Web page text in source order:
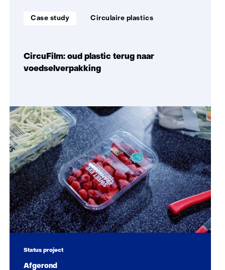
(Zo
impact)
CircuFilm: oud plastic terug naar
voedselverpakking
Soort
Case study
Thema: Circulaire plastics
Status project
Afgerond